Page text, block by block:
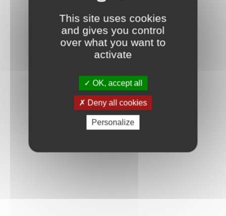
This site uses cookies
and gives you control
over what you want to
activate
OK, accept all
Deny all cookies
Personalize
oublié ?
compte
Connexion